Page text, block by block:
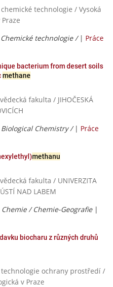
technologie / Vysoká
Chemické technologie / | Práce
bacterium from desert soils
methane
fakulta / JIHOČESKÁ
Biological Chemistry / | Práce
methanu
fakulta / UNIVERZITA
NAD LABEM
Chemie / Chemie-Geografie|
biocharu z různých druhů
ochrany prostředí /
v Praze